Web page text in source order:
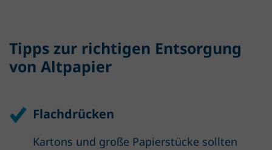
Tipps zur richtigen Entsorgung
von Altpapier
Flachdrücken
Kartons und große Papierstücke sollten